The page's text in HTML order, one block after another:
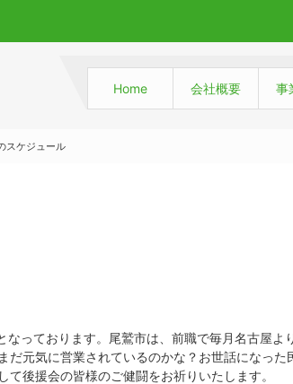
Home 会社概要 事
スケジュール
ております。尾鷲市は、前職で毎月名古屋よ
元気に営業されているのかな？お世話になった
後援会の皆様のご健闘をお祈りいたします。